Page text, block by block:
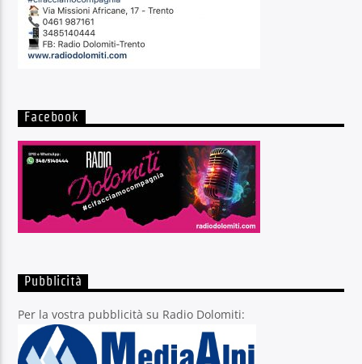
Facebook
Pubblicità
Per la vostra pubblicità su Radio Dolomiti: